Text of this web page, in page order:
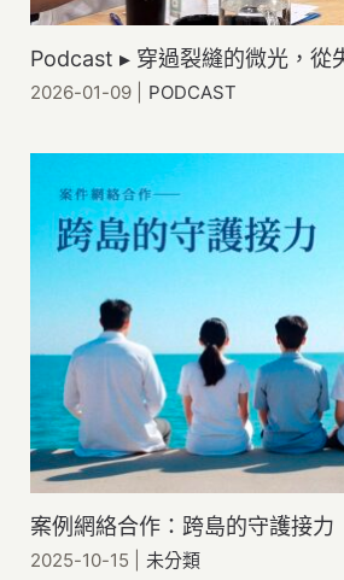
高照顧負荷
MeToo
社福中心與脆弱家庭
實(食)物銀行
Podcast ▸ 穿過裂縫的微光，從
2026-01-09 PODCAST
案例網絡合作：跨島的守護接力
2025-10-15 未分類